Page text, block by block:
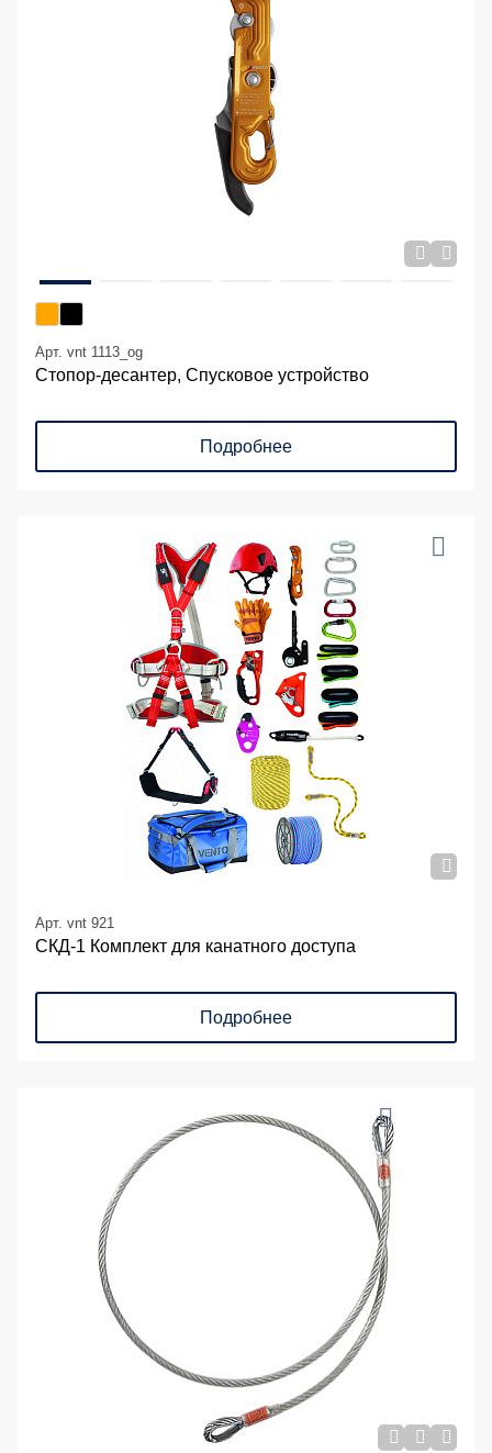
Арт. vnt 1113_og
Стопор-десантер, Спусковое устройство
Подробнее
Арт. vnt 921
СКД-1 Комплект для канатного доступа
Подробнее